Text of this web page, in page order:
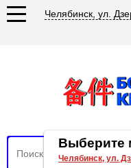
Челябинск, ул.
Выберите
Челябинск, ул.